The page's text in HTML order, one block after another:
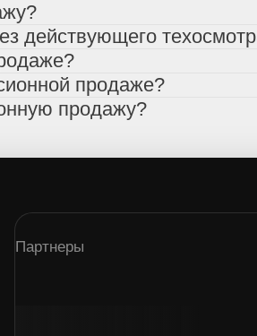
действующего
продаже?
продажу?
Партнеры